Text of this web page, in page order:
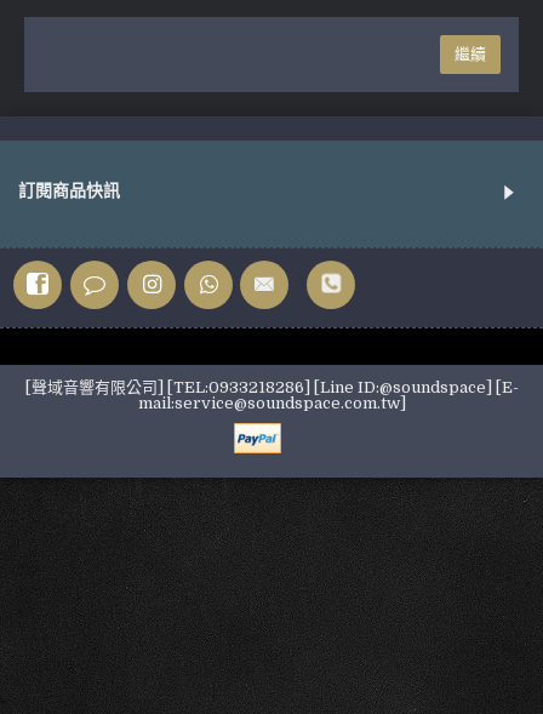
繼續
訂閱商品快訊
[聲域音響有限公司] [TEL:0933218286] [Line ID:@soundspace] [E-
mail:service@soundspace.com.tw]